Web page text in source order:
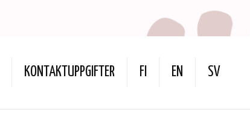
KONTAKTUPPGIFTER FI EN SV